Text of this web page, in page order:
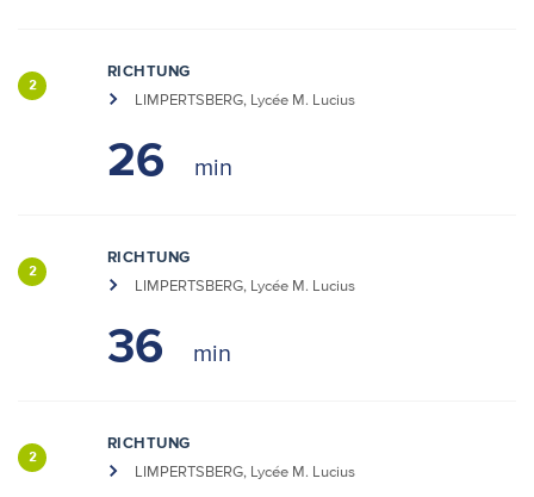
2
RICHTUNG
LIMPERTSBERG, Lycée M. Lucius
26
2
RICHTUNG
LIMPERTSBERG, Lycée M. Lucius
36
2
RICHTUNG
LIMPERTSBERG, Lycée M. Lucius